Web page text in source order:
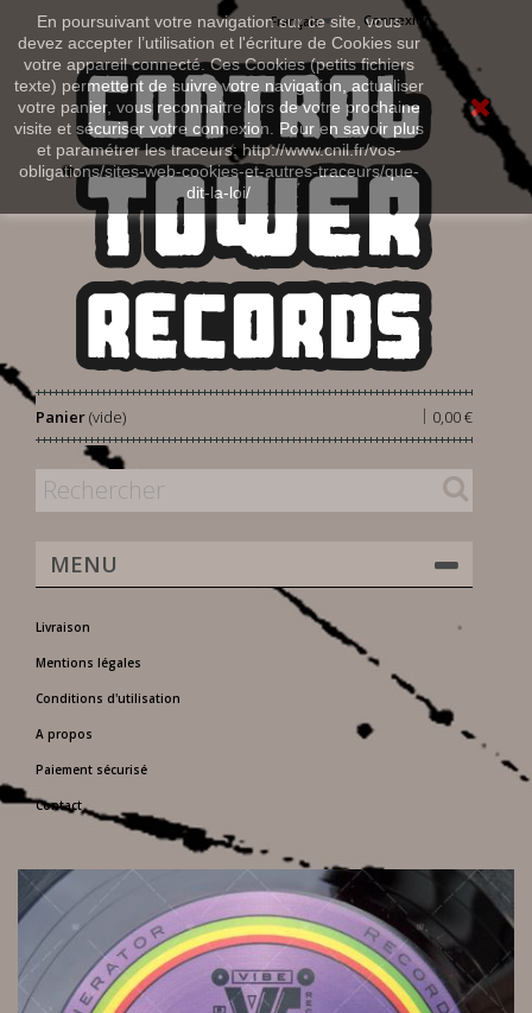
En poursuivant votre navigation sur ce site, vous
devez accepter l’utilisation et l'écriture de Cookies sur
votre appareil connecté. Ces Cookies (petits fichiers
texte) permettent de suivre votre navigation, actualiser
votre panier, vous reconnaitre lors de votre prochaine
visite et sécuriser votre connexion. Pour en savoir plus
et paramétrer les traceurs: http://www.cnil.fr/vos-
obligations/sites-web-cookies-et-autres-traceurs/que-
dit-la-loi/
Connexion
Français
Panier 0,00 €
|
(vide)
MENU
Livraison
Mentions légales
Conditions d'utilisation
A propos
Paiement sécurisé
Contact